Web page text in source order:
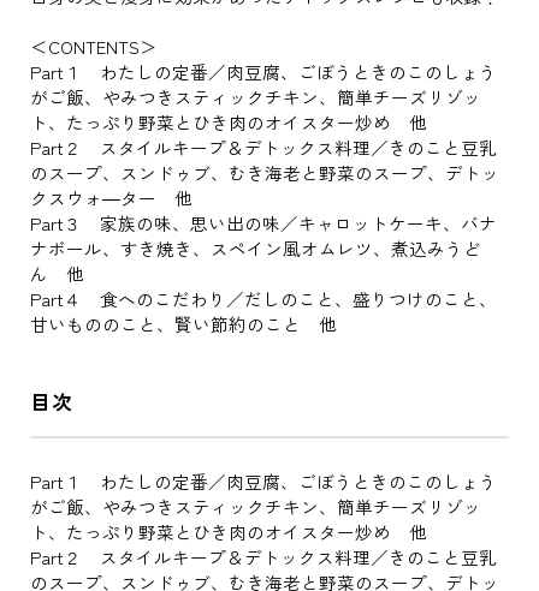
＜CONTENTS＞
Part１ わたしの定番／肉豆腐、ごぼうときのこのしょう
がご飯、やみつきスティックチキン、簡単チーズリゾッ
ト、たっぷり野菜とひき肉のオイスター炒め 他
Part２ スタイルキープ＆デトックス料理／きのこと豆乳
のスープ、スンドゥブ、むき海老と野菜のスープ、デトッ
クスウォ―ター 他
Part３ 家族の味、思い出の味／キャロットケーキ、バナ
ナボール、すき焼き、スペイン風オムレツ、煮込みうど
ん 他
Part４ 食へのこだわり／だしのこと、盛りつけのこと、
甘いもののこと、賢い節約のこと 他
目次
Part１ わたしの定番／肉豆腐、ごぼうときのこのしょう
がご飯、やみつきスティックチキン、簡単チーズリゾッ
ト、たっぷり野菜とひき肉のオイスター炒め 他
Part２ スタイルキープ＆デトックス料理／きのこと豆乳
のスープ、スンドゥブ、むき海老と野菜のスープ、デトッ